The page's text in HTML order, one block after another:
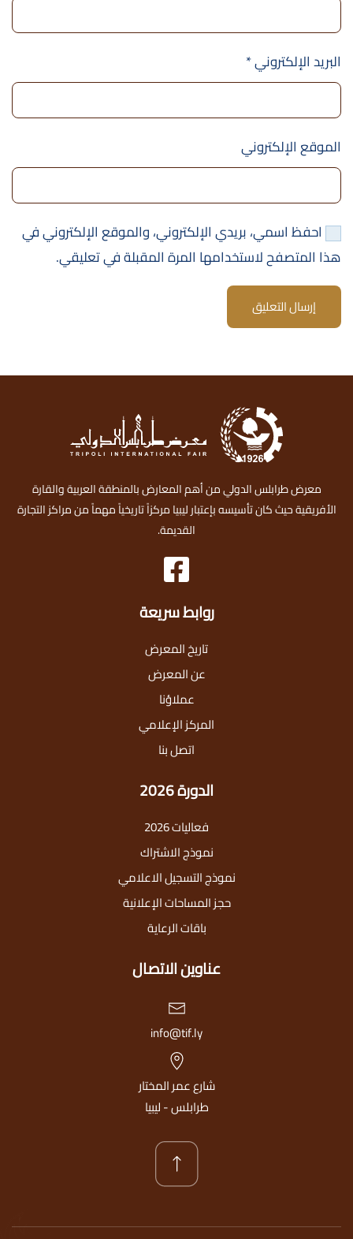
البريد الإلكتروني*
الموقع الإلكتروني
احفظ اسمي، بريدي الإلكتروني، والموقع الإلكتروني في
هذا المتصفح لاستخدامها المرة المقبلة في تعليقي.
إرسال التعليق
معرض طرابلس الدولي من أهم المعارض بالمنطقة العربية والقارة
الأفريقية حيث كان تأسيسه بإعتبار ليبيا مركزاً تاريخياً مهماً من مراكز التجارة
القديمة.
روابط سريعة
تاريخ المعرض
عن المعرض
عملاؤنا
المركز الإعلامي
اتصل بنا
الدورة 2026
فعاليات 2026
نموذج الاشتراك
نموذج التسجيل الاعلامي
حجز المساحات الإعلانية
باقات الرعاية
عناوين الاتصال
info@tif.ly
شارع عمر المختار
طرابلس - ليبيا